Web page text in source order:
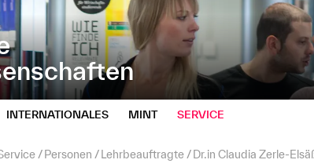
INTERNATIONALES MINT SERVICE
Personen Lehrbeauftragte Dr.in Claudia Zerle-